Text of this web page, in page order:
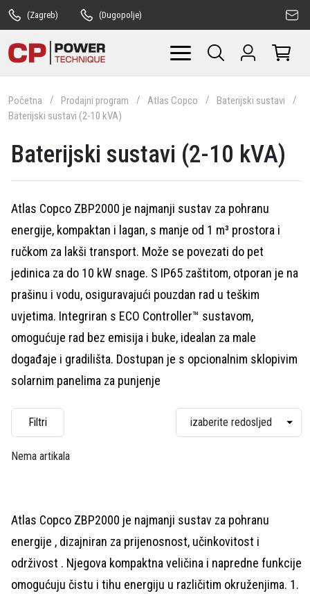
(Zagreb) (Dugopolje)
Početna Prodajni program Atlas Copco
Baterijski sustavi
Baterijski sustavi (2-10 kVA)
Baterijski sustavi (2-10 kVA)
Atlas Copco ZBP2000 je najmanji sustav za pohranu
energije, kompaktan i lagan, s manje od 1 m³ prostora i
ručkom za lakši transport. Može se povezati do pet
jedinica za do 10 kW snage. S IP65 zaštitom, otporan je na
prašinu i vodu, osiguravajući pouzdan rad u teškim
uvjetima. Integriran s ECO Controller™ sustavom,
omogućuje rad bez emisija i buke, idealan za male
događaje i gradilišta. Dostupan je s opcionalnim sklopivim
solarnim panelima za punjenje
Filtri
Nema artikala
Atlas Copco ZBP2000 je najmanji sustav za pohranu
energije , dizajniran za prijenosnost, učinkovitost i
održivost . Njegova kompaktna veličina i napredne funkcije
omogućuju čistu i tihu energiju u različitim okruženjima. 1.